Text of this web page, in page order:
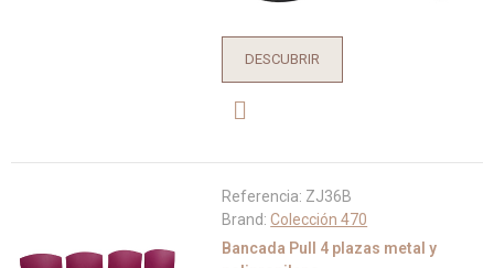
DESCUBRIR
Referencia: ZJ36B
Brand:Colección 470
Bancada Pull 4 plazas metal y